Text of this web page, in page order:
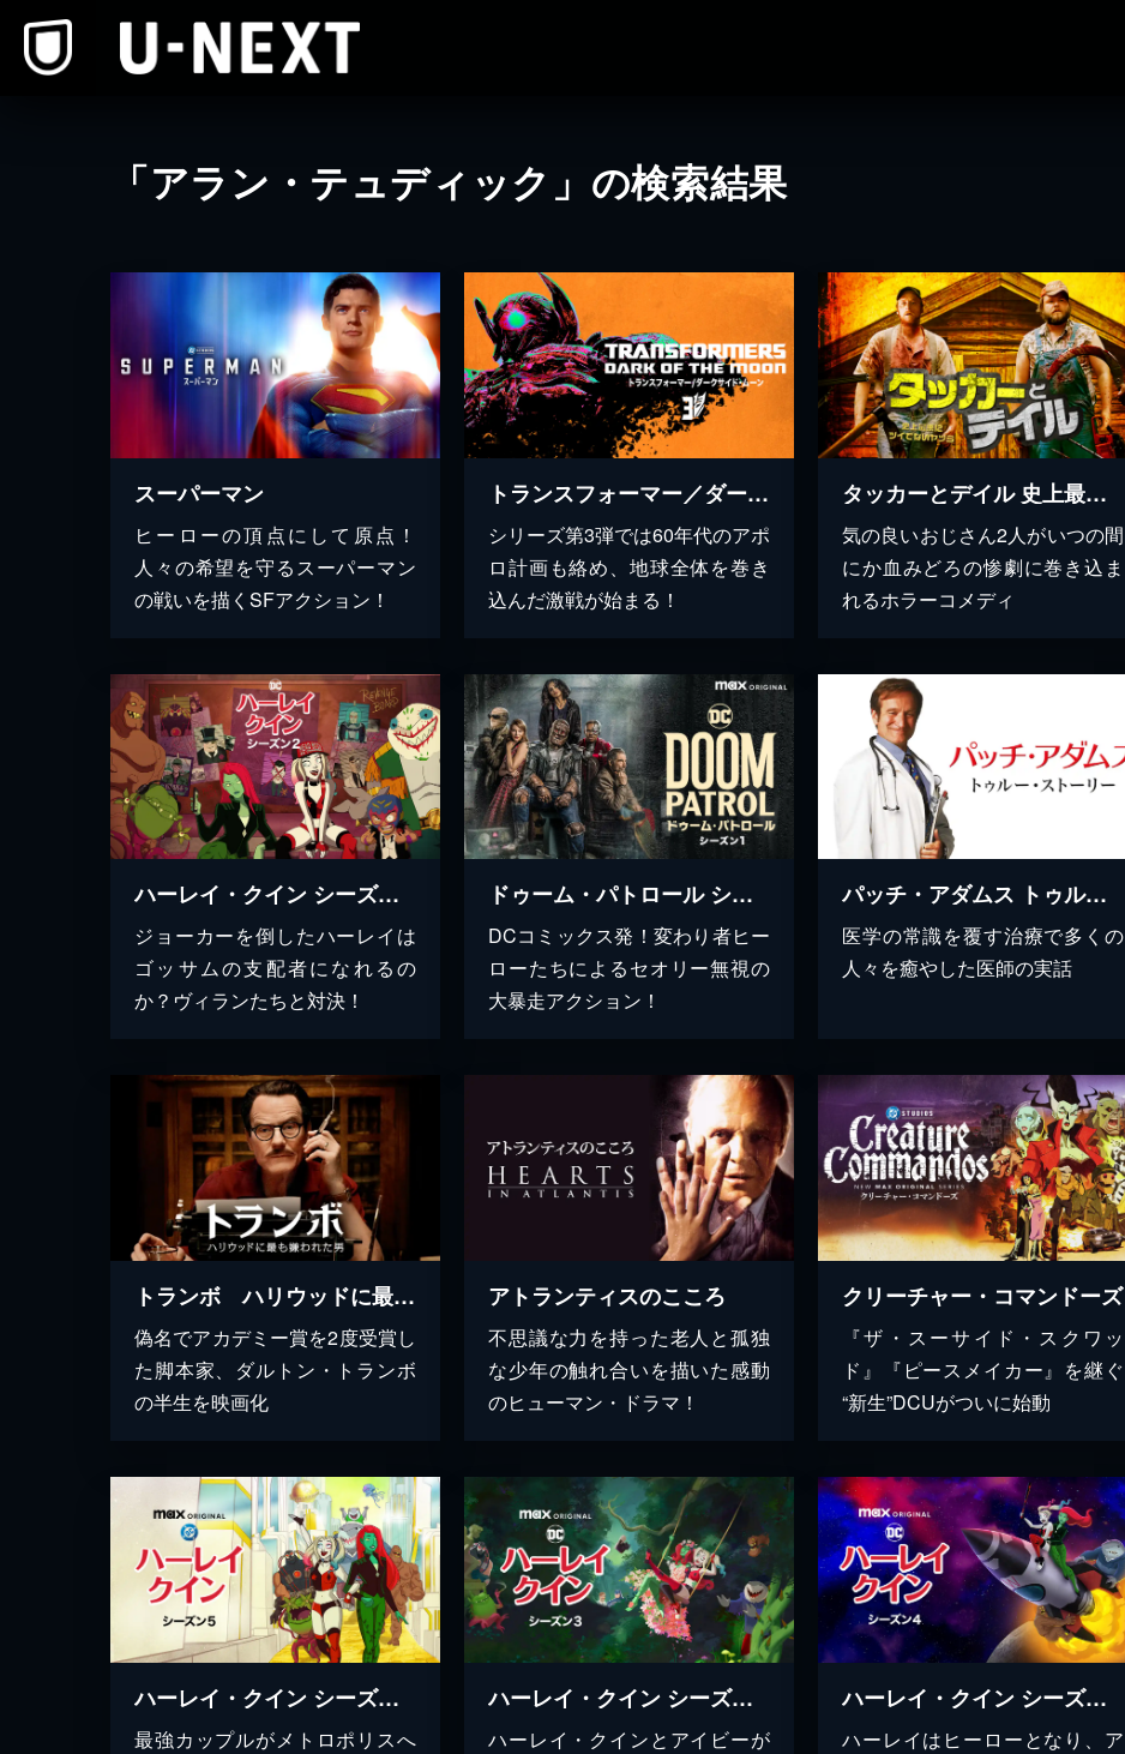
「アラン・テュディック」の検索結果
スーパーマン
ヒーローの頂点にして原点！
人々の希望を守るスーパーマン
の戦いを描くSFアクション！
トランスフォーマー／ダークサイド・ムーン
シリーズ第3弾では60年代のアポ
ロ計画も絡め、地球全体を巻き
込んだ激戦が始まる！
タッカーとデイル 史上最悪にツイてないヤツら
気の良いおじさん2人がいつの間
にか血みどろの惨劇に巻き込ま
れるホラーコメディ
ハーレイ・クイン シーズン２
ジョーカーを倒したハーレイは
ゴッサムの支配者になれるの
か？ヴィランたちと対決！
ドゥーム・パトロール シーズン1
DCコミックス発！変わり者ヒー
ローたちによるセオリー無視の
大暴走アクション！
パッチ・アダムス トゥルー・ストーリー
医学の常識を覆す治療で多くの
人々を癒やした医師の実話
トランボ ハリウッドに最も嫌われた男
偽名でアカデミー賞を2度受賞し
た脚本家、ダルトン・トランボ
の半生を映画化
アトランティスのこころ
不思議な力を持った老人と孤独
な少年の触れ合いを描いた感動
のヒューマン・ドラマ！
クリーチャー・コマンドーズ
『ザ・スーサイド・スクワッ
ド』『ピースメイカー』を継ぐ
“新生”DCUがついに始動
ハーレイ・クイン シーズン５
最強カップルがメトロポリスへ
ハーレイ・クイン シーズン３
ハーレイ・クインとアイビーが
ハーレイ・クイン シーズン４
ハーレイはヒーローとなり、ア